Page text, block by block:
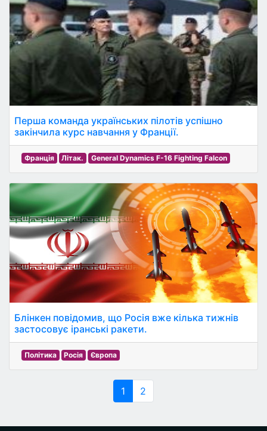
Перша команда українських пілотів успішно
закінчила курс навчання у Франції.
Франція Літак. General Dynamics F-16 Fighting Falcon
Блінкен повідомив, що Росія вже кілька тижнів
застосовує іранські ракети.
Політика Росія Європа
1 2